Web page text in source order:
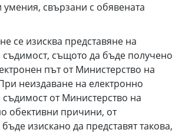
свързани с обявената
се изисква представяне на
съдимост, същото да бъде получено
път от Министерство на
неиздаване на електронно
съдимост от Министерство на
обективни причини, от
изискано да представят такова,